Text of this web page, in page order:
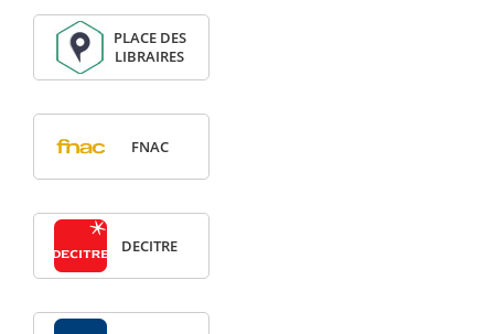
PLACE DES
LIBRAIRES
FNAC
DECITRE